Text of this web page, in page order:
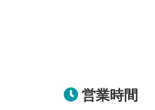
営業時間